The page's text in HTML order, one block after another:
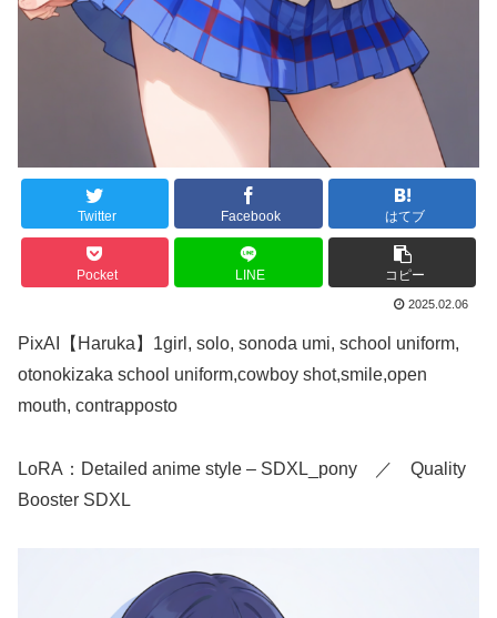
Twitter Facebook はてブ
Pocket LINE コピー
2025.02.06
PixAI【Haruka】1girl, solo, sonoda umi, school uniform,
otonokizaka school uniform,cowboy shot,smile,open
mouth, contrapposto
LoRA：Detailed anime style – SDXL_pony ／ Quality
Booster SDXL